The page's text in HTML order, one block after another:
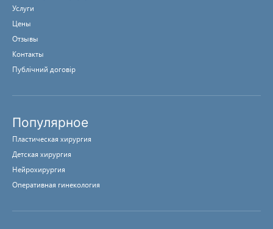
Услуги
Цены
Отзывы
Контакты
Публічний договір
Популярное
Пластическая хирургия
Детская хирургия
Нейрохирургия
Оперативная гинекология